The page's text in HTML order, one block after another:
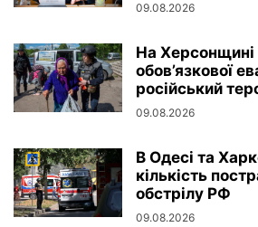
09.08.2026
На
обов’язкової
російський
09.08.2026
В Одесі та
кількість
обстрілу РФ
09.08.2026